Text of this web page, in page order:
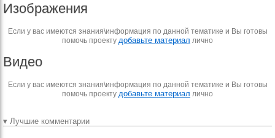
Изображения
Если у вас имеются знания\информация по данной тематике и Вы готовы
помочь проекту добавьте материал лично
Видео
Если у вас имеются знания\информация по данной тематике и Вы готовы
помочь проекту добавьте материал лично
▾ Лучшие комментарии